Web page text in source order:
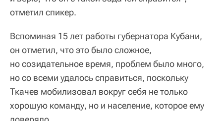
отметил спикер.
Вспоминая 15 лет работы губернатора Кубани,
он отметил, что это было сложное,
но созидательное время, проблем было много,
но со всеми удалось справиться, поскольку
Ткачев мобилизовал вокруг себя не только
хорошую команду, но и население, которое ему